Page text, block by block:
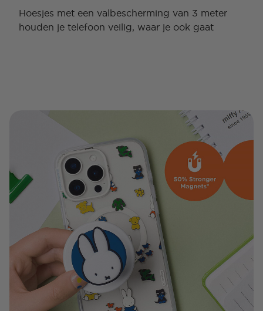
Hoesjes met een valbescherming van 3 meter
houden je telefoon veilig, waar je ook gaat